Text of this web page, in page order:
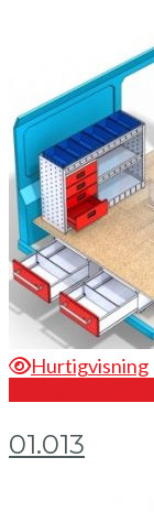
Hurtigvisning
01.013